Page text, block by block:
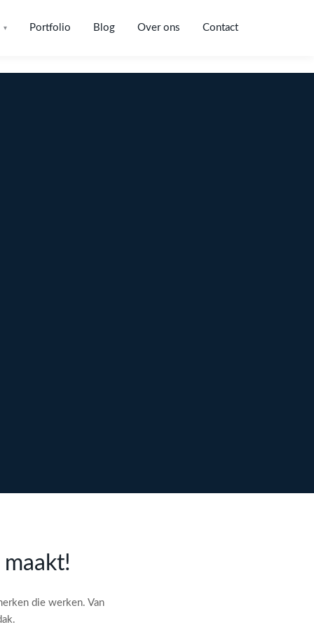
▾ Portfolio Blog Over ons Contact
die werken. Van